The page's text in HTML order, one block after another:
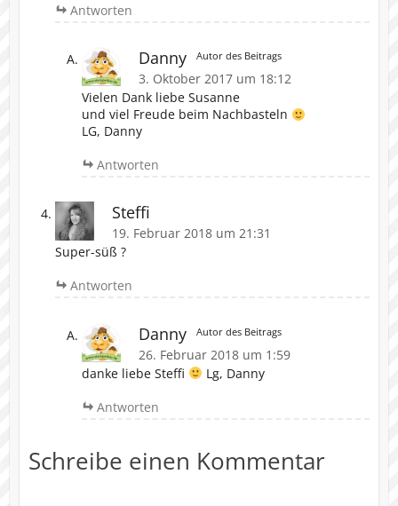
Antworten
Danny Autor des Beitrags
3. Oktober 2017 um 18:12
Vielen Dank liebe Susanne
und viel Freude beim Nachbasteln
LG, Danny
Antworten
Steffi
19. Februar 2018 um 21:31
Super-süß ?
Antworten
Danny Autor des Beitrags
26. Februar 2018 um 1:59
danke liebe Steffi
Lg, Danny
Antworten
Schreibe einen Kommentar